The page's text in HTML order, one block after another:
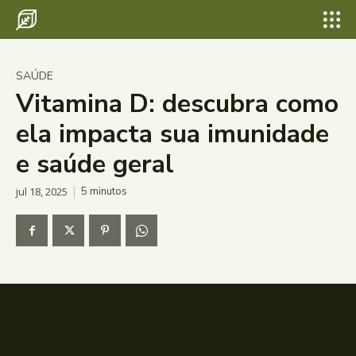
SAÚDE
Vitamina D: descubra como
ela impacta sua imunidade
e saúde geral
jul 18, 2025 5 minutos